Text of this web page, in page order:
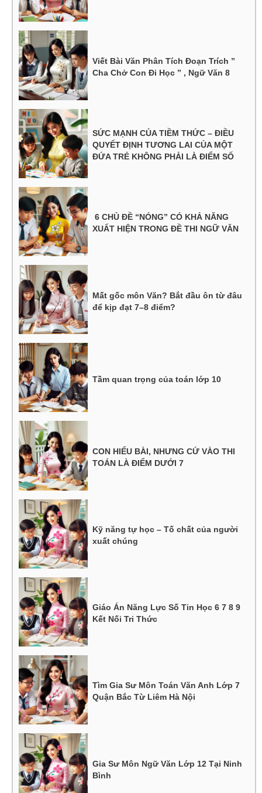
Viết Bài Văn Phân Tích Đoạn Trích ”
Cha Chở Con Đi Học ” , Ngữ Văn 8
SỨC MẠNH CỦA TIỀM THỨC – ĐIỀU
QUYẾT ĐỊNH TƯƠNG LAI CỦA MỘT
ĐỨA TRẺ KHÔNG PHẢI LÀ ĐIỂM SỐ
6 CHỦ ĐỀ “NÓNG” CÓ KHẢ NĂNG
XUẤT HIỆN TRONG ĐỀ THI NGỮ VĂN
Mất gốc môn Văn? Bắt đầu ôn từ đâu
để kịp đạt 7–8 điểm?
Tầm quan trọng của toán lớp 10
CON HIỂU BÀI, NHƯNG CỨ VÀO THI
TOÁN LÀ ĐIỂM DƯỚI 7
Kỹ năng tự học – Tố chất của người
xuất chúng
Giáo Án Năng Lực Số Tin Học 6 7 8 9
Kết Nối Tri Thức
Tìm Gia Sư Môn Toán Văn Anh Lớp 7
Quận Bắc Từ Liêm Hà Nội
Gia Sư Môn Ngữ Văn Lớp 12 Tại Ninh
Bình